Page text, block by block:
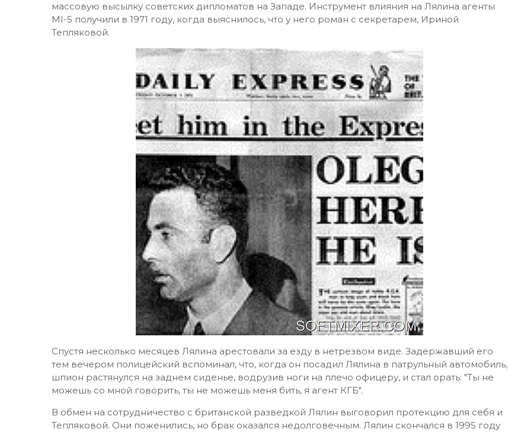
массовую высылку советских дипломатов на Западе. Инструмент влияния на Лялина агенты
MI-5 получили в 1971 году, когда выяснилось, что у него роман с секретарем, Ириной
Тепляковой.
Спустя несколько месяцев Лялина арестовали за езду в нетрезвом виде. Задержавший его
тем вечером полицейский вспоминал, что, когда он посадил Лялина в патрульный автомобиль,
шпион растянулся на заднем сиденье, водрузив ноги на плечо офицеру, и стал орать: "Ты не
можешь со мной говорить, ты не можешь меня бить, я агент КГБ".
В обмен на сотрудничество с британской разведкой Лялин выговорил протекцию для себя и
Тепляковой. Они поженились, но брак оказался недолговечным. Лялин скончался в 1995 году